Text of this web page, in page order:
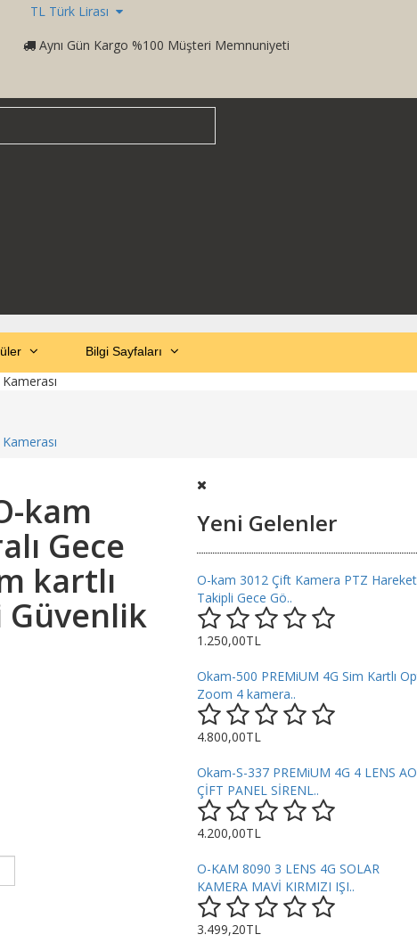
Aynı Gün Kargo %100 Müşteri Memnuniyeti
Bilgi Sayfaları
kam
Gece
kartlı
Güvenlik
Yeni Gelenler
O-kam 3012 Çift Kamera PTZ Hareket
Takipli Gece Gö..
1.250,00TL
Okam-500 PREMiUM 4G Sim Kartlı
Zoom 4 kamera..
4.800,00TL
Okam-S-337 PREMiUM 4G 4 LENS
ÇİFT PANEL SİRENL..
4.200,00TL
O-KAM 8090 3 LENS 4G SOLAR
KAMERA MAVİ KIRMIZI IŞI..
3.499,20TL